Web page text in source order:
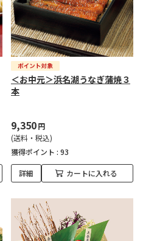
＜お中元＞浜名湖うなぎ蒲焼３
本
9,350円
(送料・税込)
獲得ポイント : 93
詳細 カートに入れる